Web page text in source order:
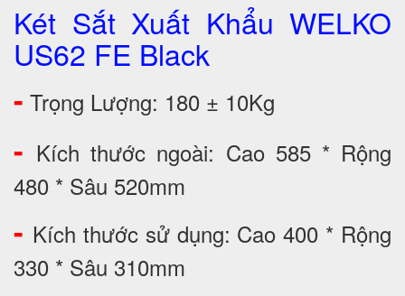
Két Sắt Xuất Khẩu WELKO
US62 FE Black
- Trọng Lượng: 180 ± 10Kg
- Kích thước ngoài: Cao 585 * Rộng
480 * Sâu 520mm
- Kích thước sử dụng: Cao 400 * Rộng
330 * Sâu 310mm